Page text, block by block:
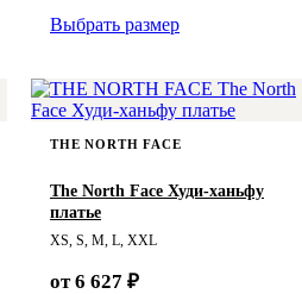
Выбрать размер
THE NORTH FACE
The North Face Худи-ханьфу
платье
XS, S, M, L, XXL
от 6 627 ₽